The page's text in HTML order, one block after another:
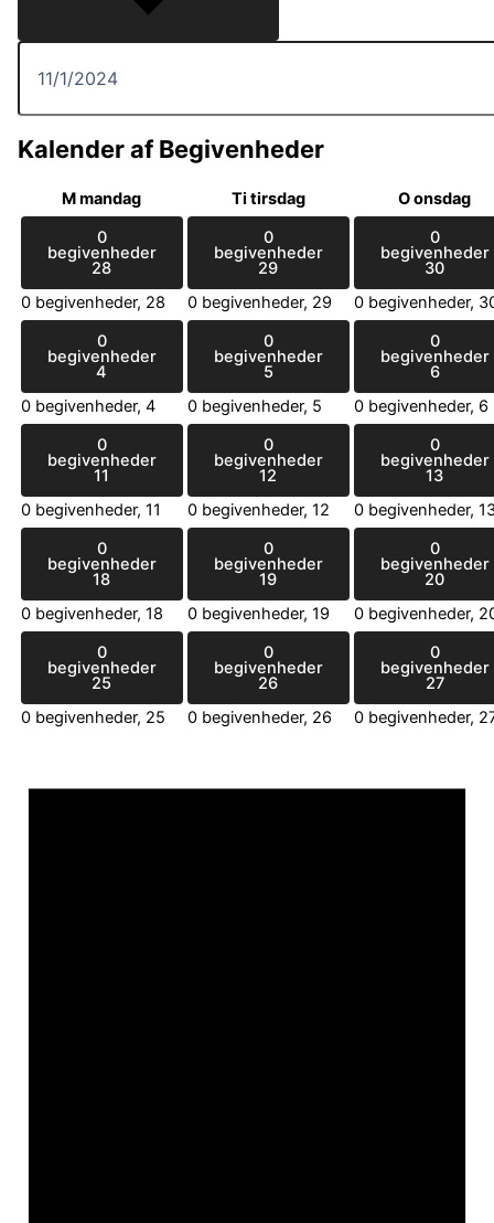
Kalender af Begivenheder
Mmandag Ti tirsdag Oonsdag
0
begivenheder
28
0 begivenheder, 28
0
begivenheder
29
0 begivenheder, 29
0
begivenheder
30
0 begivenheder,
0
begivenheder
4
0 begivenheder, 4
0
begivenheder
5
0 begivenheder, 5
0
begivenheder
6
0 begivenheder, 6
0
begivenheder
11
0 begivenheder, 11
0
begivenheder
12
0 begivenheder, 12
0
begivenheder
13
0 begivenheder,
0
begivenheder
18
0 begivenheder, 18
0
begivenheder
19
0 begivenheder, 19
0
begivenheder
20
0 begivenheder,
0
begivenheder
25
0 begivenheder, 25
0
begivenheder
26
0 begivenheder, 26
0
begivenheder
27
0 begivenheder,